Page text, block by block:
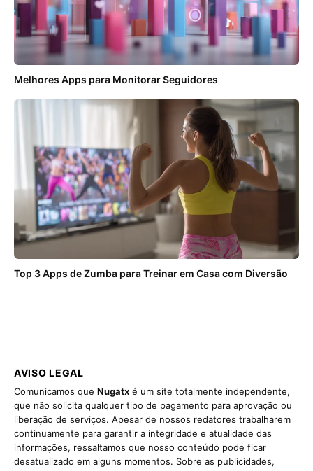
Melhores Apps para Monitorar Seguidores
Top 3 Apps de Zumba para Treinar em Casa com Diversão
AVISO LEGAL
Comunicamos que Nugatx é um site totalmente independente,
que não solicita qualquer tipo de pagamento para aprovação ou
liberação de serviços. Apesar de nossos redatores trabalharem
continuamente para garantir a integridade e atualidade das
informações, ressaltamos que nosso conteúdo pode ficar
desatualizado em alguns momentos. Sobre as publicidades,